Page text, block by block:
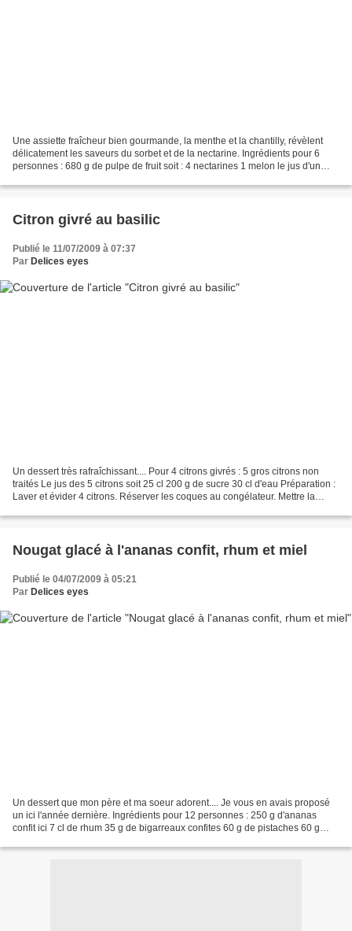
Une assiette fraîcheur bien gourmande, la menthe et la chantilly, révèlent
délicatement les saveurs du sorbet et de la nectarine. Ingrédients pour 6
personnes : 680 g de pulpe de fruit soit : 4 nectarines 1 melon le jus d'un
Citron givré au basilic
Publié le 11/07/2009 à 07:37
Par Delices eyes
Un dessert très rafraîchissant.... Pour 4 citrons givrés : 5 gros citrons non
traités Le jus des 5 citrons soit 25 cl 200 g de sucre 30 cl d'eau Préparation :
Laver et évider 4 citrons. Réserver les coques au congélateur. Mettre la
Nougat glacé à l'ananas confit, rhum et miel
Publié le 04/07/2009 à 05:21
Par Delices eyes
Un dessert que mon père et ma soeur adorent.... Je vous en avais proposé
un ici l'année dernière. Ingrédients pour 12 personnes : 250 g d'ananas
confit ici 7 cl de rhum 35 g de bigarreaux confites 60 g de pistaches 60 g